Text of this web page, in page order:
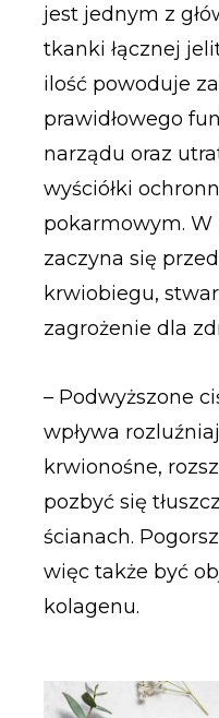
jest jednym z
tkanki łącznej
ilość powoduje
prawidłowego
narządu oraz
wyściółki
pokarmowym.
zaczyna się
krwiobiegu,
zagrożenie dla
– Podwyższone
wpływa
krwionośne,
pozbyć się
ścianach.
więc także być
kolagenu.